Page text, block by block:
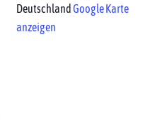
Deutschland Google Karte
anzeigen